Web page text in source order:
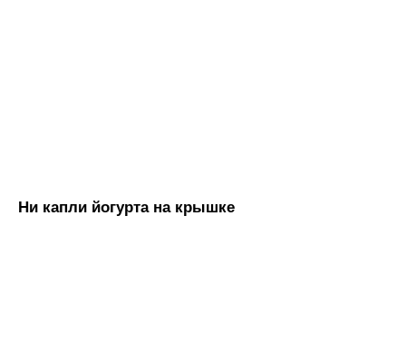
Ни капли йогурта на крышке